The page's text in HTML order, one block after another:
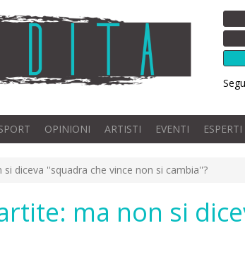
OPINIONI ARTISTI EVENTI ESPERTI
diceva ''squadra che vince non si cambia''?
ma non si